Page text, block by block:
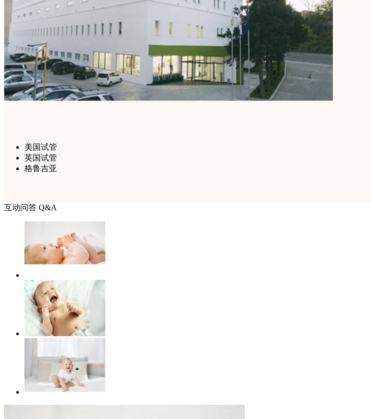
美国试管
英国试管
格鲁吉亚
互动问答 Q&A